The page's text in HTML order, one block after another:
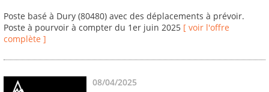
Poste basé à Dury (80480) avec des déplacements à prévoir.
Poste à pourvoir à compter du 1er juin 2025 [ voir l'offre
complète ]
08/04/2025